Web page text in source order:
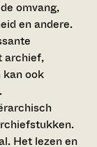
omvang,
en andere.
archief,
kan ook
Het lezen en